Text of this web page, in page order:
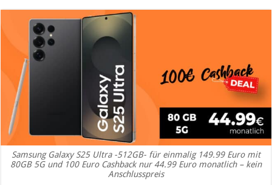
Samsung Galaxy S25 Ultra -512GB- für einmalig 149.99 Euro mit
80GB 5G und 100 Euro Cashback nur 44.99 Euro monatlich – kein
Anschlusspreis